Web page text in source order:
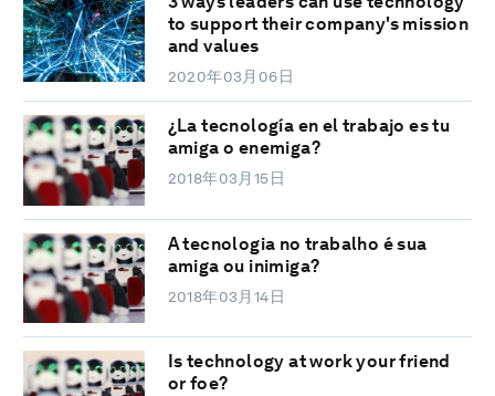
to support their company's mission
and values
2020年03月06日
¿La tecnología en el trabajo es tu
amiga o enemiga?
2018年03月15日
A tecnologia no trabalho é sua
amiga ou inimiga?
2018年03月14日
Is technology at work your friend
or foe?